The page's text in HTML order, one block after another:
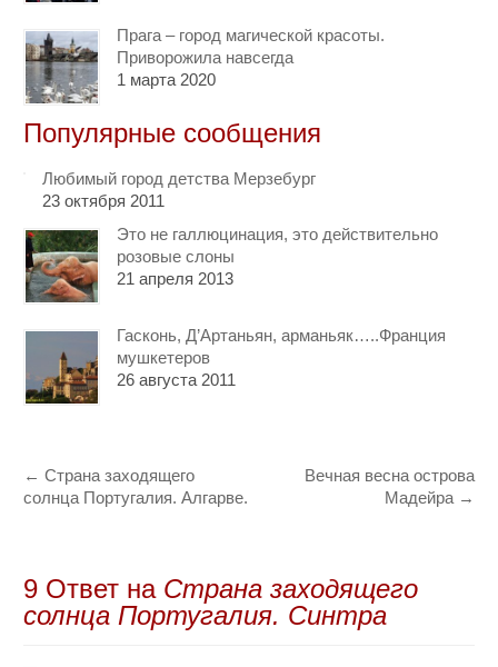
Прага – город магической красоты.
Приворожила навсегда
1 марта 2020
Популярные сообщения
Любимый город детства Мерзебург
23 октября 2011
Это не галлюцинация, это действительно
розовые слоны
21 апреля 2013
Гасконь, Д’Артаньян, арманьяк…..Франция
мушкетеров
26 августа 2011
← Страна заходящего
солнца Португалия. Алгарве.
Вечная весна острова
Мадейра →
9 Oтвет на Страна заходящего
солнца Португалия. Синтра